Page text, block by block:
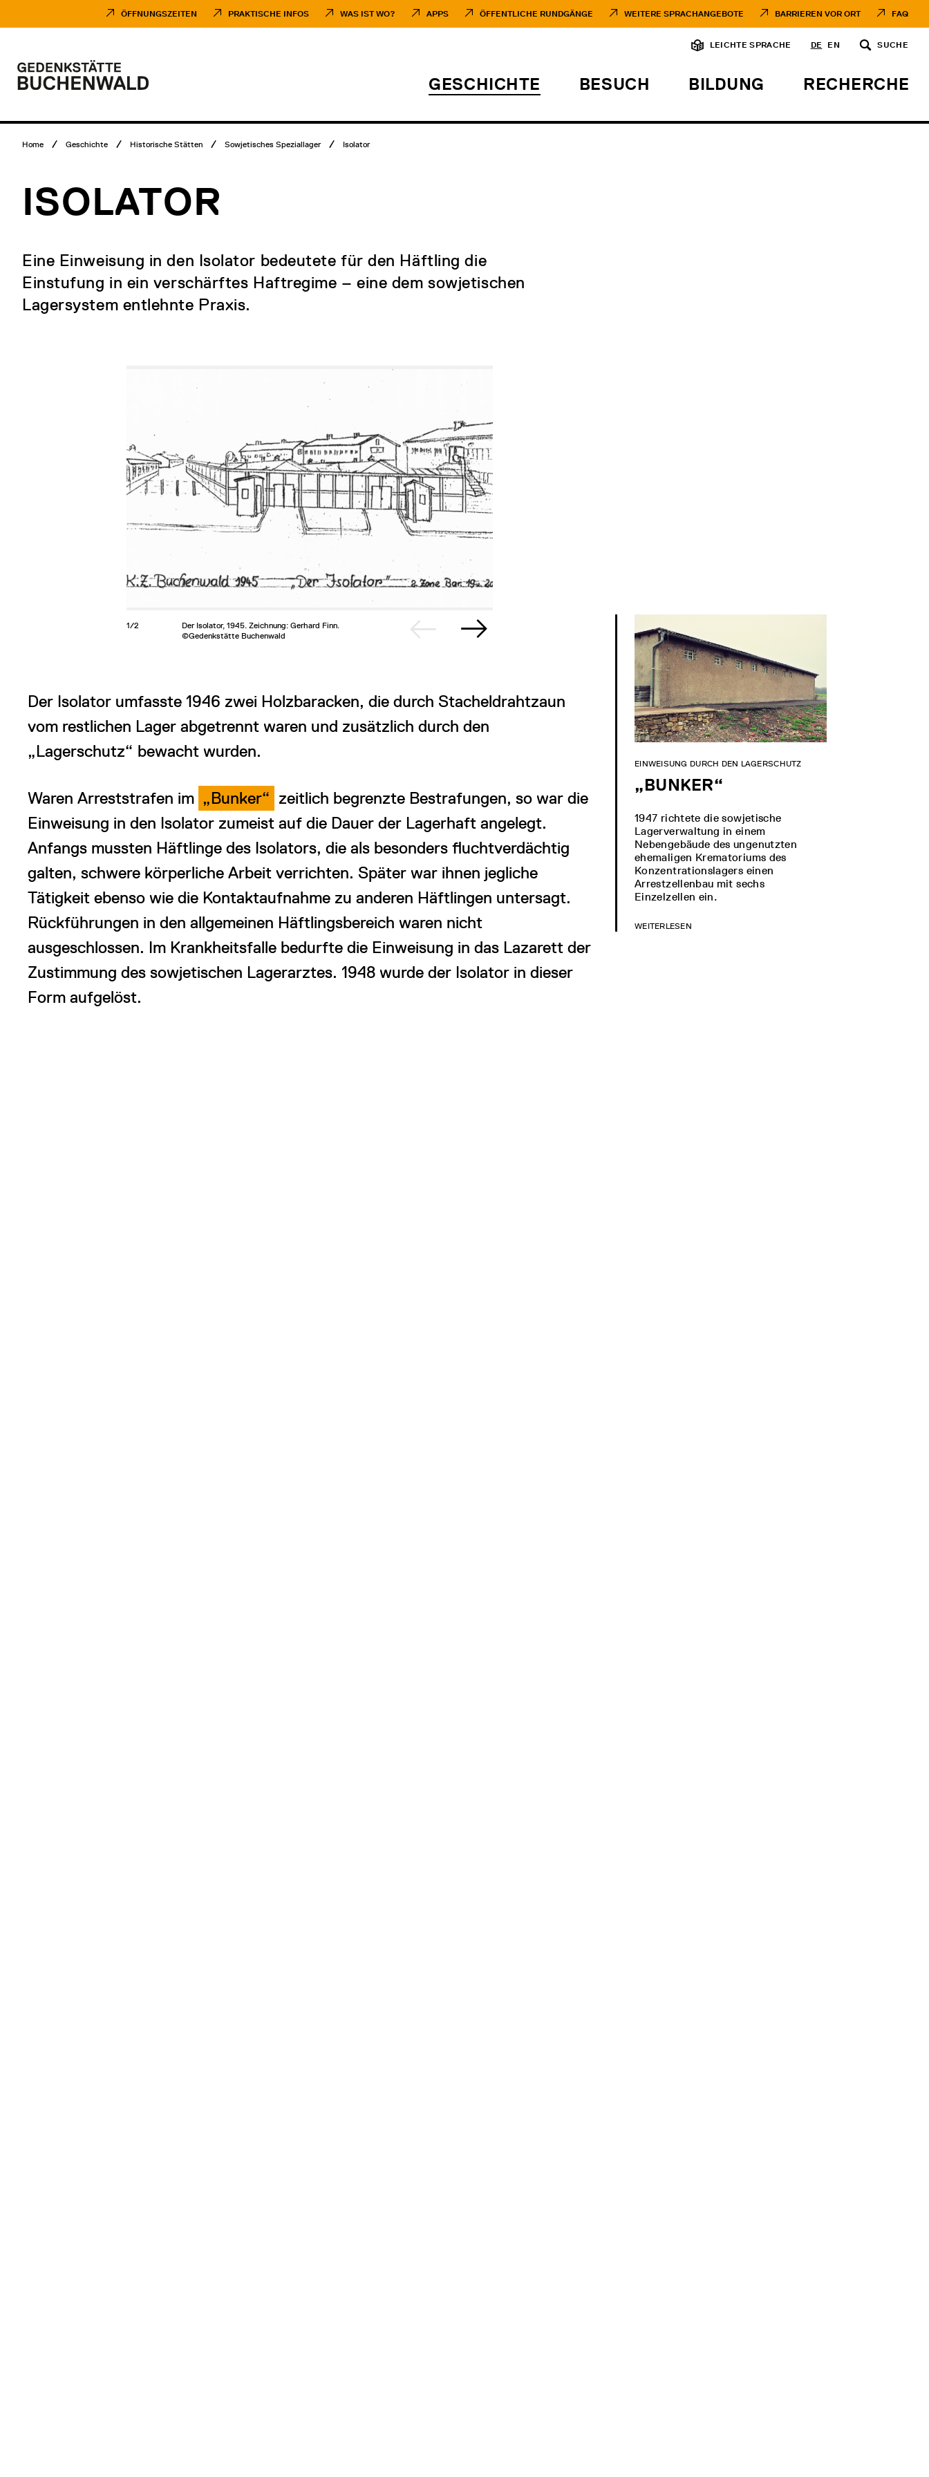
Inhalt
ÖFFNUNGSZEITEN PRAKTISCHE INFOS WAS IST WO? APPS ÖFFENTLICHE RUNDGÄNGE WEITERE SPRACHANGEBOTE BARRIEREN VOR ORT FAQ
Hauptmenü
LEICHTE SPRACHE DE EN SUCHE
Logo
Gedenkstätte
GESCHICHTE BESUCH BILDUNG RECHERCHE
Breadcrumb
Home Geschichte Historische Stätten Sowjetisches Speziallager Isolator
ISOLATOR
Eine Einweisung in den Isolator bedeutete für den Häftling die
Einstufung in ein verschärftes Haftregime – eine dem sowjetischen
Lagersystem entlehnte Praxis.
1/2
Der Isolator, 1945. Zeichnung: Gerhard Finn.
©Gedenkstätte Buchenwald
Innenansicht Isolator, 1949. Zeichnung: Gerhard Finn.
©Gedenkstätte Buchenwald
Der Isolator umfasste 1946 zwei Holzbaracken, die durch Stacheldrahtzaun
vom restlichen Lager abgetrennt waren und zusätzlich durch den
„Lagerschutz“ bewacht wurden.
Waren Arreststrafen im „Bunker“ zeitlich begrenzte Bestrafungen, so war die
Einweisung in den Isolator zumeist auf die Dauer der Lagerhaft angelegt.
Anfangs mussten Häftlinge des Isolators, die als besonders fluchtverdächtig
galten, schwere körperliche Arbeit verrichten. Später war ihnen jegliche
Tätigkeit ebenso wie die Kontaktaufnahme zu anderen Häftlingen untersagt.
Rückführungen in den allgemeinen Häftlingsbereich waren nicht
ausgeschlossen. Im Krankheitsfalle bedurfte die Einweisung in das Lazarett der
Zustimmung des sowjetischen Lagerarztes. 1948 wurde der Isolator in dieser
Form aufgelöst.
„BUNKER“
EINWEISUNG DURCH DEN LAGERSCHUTZ
1947 richtete die sowjetische
Lagerverwaltung in einem
Nebengebäude des ungenutzten
ehemaligen Krematoriums des
Konzentrationslagers einen
Arrestzellenbau mit sechs
Einzelzellen ein.
WEITERLESEN